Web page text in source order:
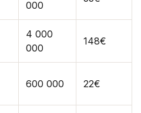
000
4 000
000
148€
600 000 22€